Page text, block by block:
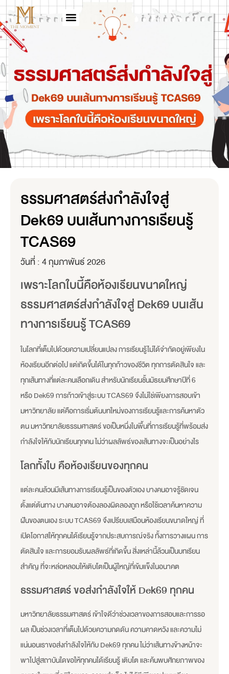
ธรรมศาสตร์ส่งกำลังใจสู่
Dek69 บนเส้นทางการเรียนรู้
TCAS69
วันที่ :4 กุมภาพันธ์ 2026
เพราะโลกใบนี้คือห้องเรียนขนาดใหญ่
ธรรมศาสตร์ส่งกำลังใจสู่ Dek69 บนเส้น
ทางการเรียนรู้ TCAS69
ในโลกที่เต็มไปด้วยความเปลี่ยนแปลง การเรียนรู้ไม่ได้จำกัดอยู่เพียงใน
ห้องเรียนอีกต่อไป แต่เกิดขึ้นได้ในทุกก้าวของชีวิต ทุกการตัดสินใจ และ
ทุกเส้นทางที่แต่ละคนเลือกเดิน สำหรับนักเรียนชั้นมัธยมศึกษาปีที่ 6
หรือ Dek69 การก้าวเข้าสู่ระบบ TCAS69 จึงไม่ใช่เพียงการสอบเข้า
มหาวิทยาลัย แต่คือการเริ่มต้นบทใหม่ของการเรียนรู้และการค้นหาตัว
ตน มหาวิทยาลัยธรรมศาสตร์ ขอเป็นหนึ่งในพื้นที่การเรียนรู้ที่พร้อมส่ง
กำลังใจให้กับนักเรียนทุกคน ไม่ว่าผลลัพธ์ของเส้นทางจะเป็นอย่างไร
โลกทั้งใบ คือห้องเรียนของทุกคน
แต่ละคนล้วนมีเส้นทางการเรียนรู้เป็นของตัวเอง บางคนอาจรู้ชัดเจน
ตั้งแต่ต้นทาง บางคนอาจต้องลองผิดลองถูก หรือใช้เวลาค้นหาความ
ฝันของตนเอง ระบบ TCAS69 จึงเปรียบเสมือนห้องเรียนขนาดใหญ่ ที่
เปิดโอกาสให้ทุกคนได้เรียนรู้จากประสบการณ์จริง ทั้งการวางแผน การ
ตัดสินใจ และการยอมรับผลลัพธ์ที่เกิดขึ้น สิ่งเหล่านี้ล้วนเป็นบทเรียน
สำคัญ ที่จะหล่อหลอมให้เติบโตเป็นผู้ใหญ่ที่เข้มแข็งในอนาคต
ธรรมศาสตร์ ขอส่งกำลังใจให้ Dek69 ทุกคน
มหาวิทยาลัยธรรมศาสตร์ เข้าใจดีว่าช่วงเวลาของการสอบและการรอ
ผล เป็นช่วงเวลาที่เต็มไปด้วยความกดดัน ความคาดหวัง และความไม่
แน่นอนเราขอส่งกำลังใจให้กับ Dek69 ทุกคน ไม่ว่าเส้นทางข้างหน้าจะ
พาไปสู่สถาบันใดขอให้ทุกคนได้เรียนรู้ เติบโต และค้นพบศักยภาพของ